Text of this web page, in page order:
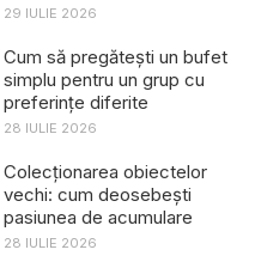
29 IULIE 2026
Cum să pregătești un bufet
simplu pentru un grup cu
preferințe diferite
28 IULIE 2026
Colecționarea obiectelor
vechi: cum deosebești
pasiunea de acumulare
28 IULIE 2026